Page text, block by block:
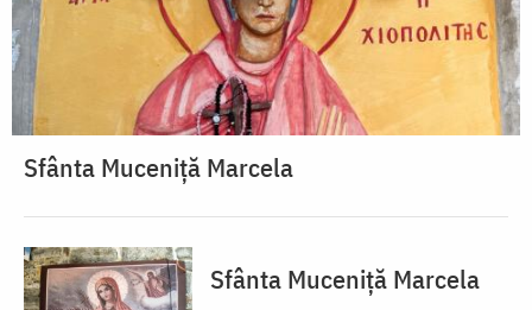
Sfânta Muceniță Marcela
Sfânta Muceniță Marcela